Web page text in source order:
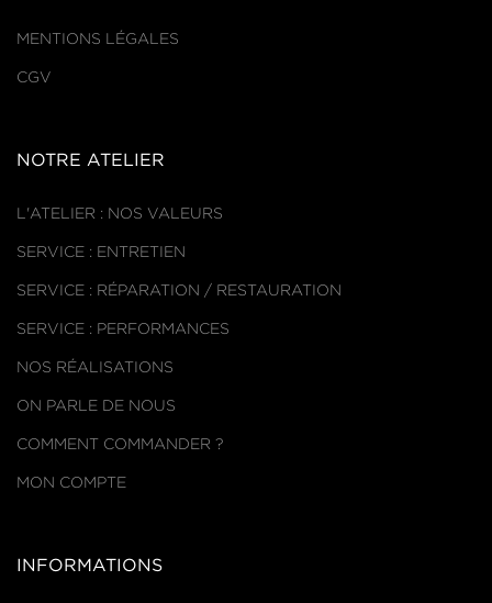
MENTIONS LÉGALES
CGV
NOTRE ATELIER
L'ATELIER : NOS VALEURS
SERVICE : ENTRETIEN
SERVICE : RÉPARATION / RESTAURATION
SERVICE : PERFORMANCES
NOS RÉALISATIONS
ON PARLE DE NOUS
COMMENT COMMANDER ?
MON COMPTE
INFORMATIONS